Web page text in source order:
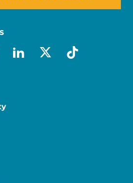
linkedin
x-socialtiktok